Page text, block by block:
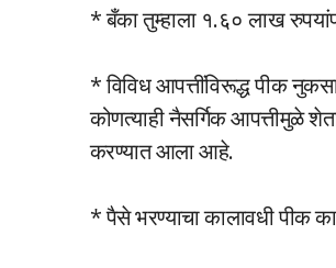
* बँका तुम्हाला १.६० लाख
* विविध आपत्तींविरूद्ध पीक
कोणत्याही नैसर्गिक आपत्तीमुळे
करण्यात आला आहे.
* पैसे भरण्याचा कालावधी पीक